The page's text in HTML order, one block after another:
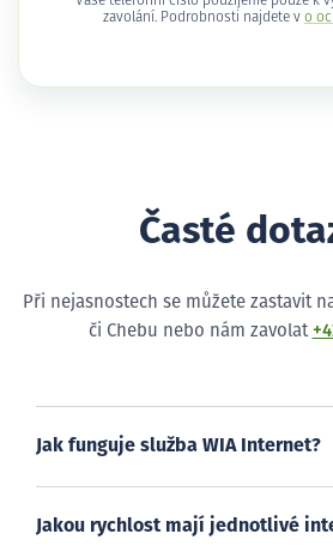
zavolání. Podrobnosti najdete v o
Časté
Při nejasnostech se můžete zastavit
či Chebu nebo nám zavolat
Jak funguje služba WIA Internet?
Jakou rychlost mají jednotlivé